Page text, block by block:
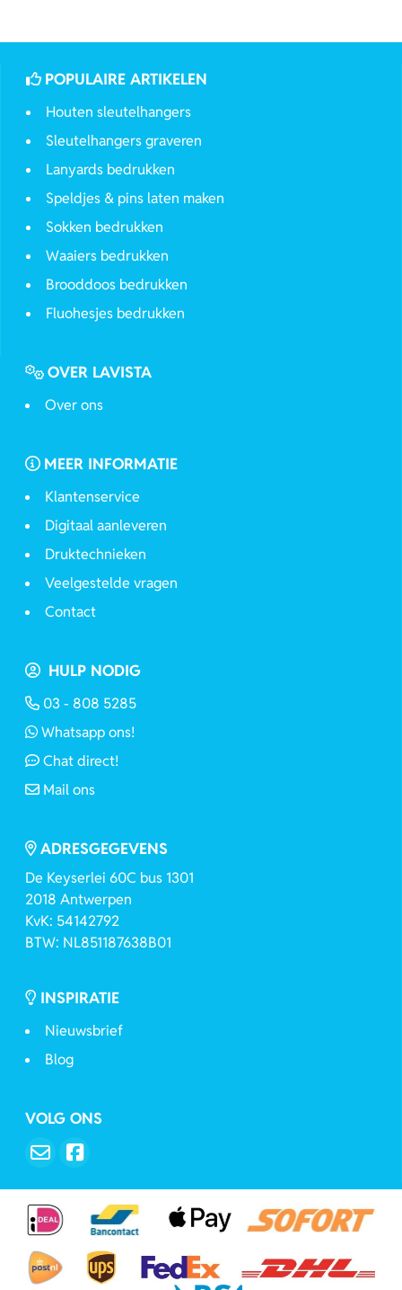
POPULAIRE ARTIKELEN
Houten sleutelhangers
Sleutelhangers graveren
Lanyards bedrukken
Speldjes & pins laten maken
Sokken bedrukken
Waaiers bedrukken
Brooddoos bedrukken
Fluohesjes bedrukken
OVER LAVISTA
Over ons
MEER INFORMATIE
Klantenservice
Digitaal aanleveren
Druktechnieken
Veelgestelde vragen
Contact
HULP NODIG
03 - 808 5285
Whatsapp ons!
Chat direct!
Mail ons
ADRESGEGEVENS
De Keyserlei 60C bus 1301
2018 Antwerpen
KvK: 54142792
BTW: NL851187638B01
INSPIRATIE
Nieuwsbrief
Blog
VOLG ONS